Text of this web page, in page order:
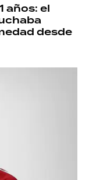
años: el
desde